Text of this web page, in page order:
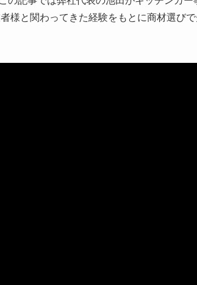
様と関わってきた経験をもとに商材選び